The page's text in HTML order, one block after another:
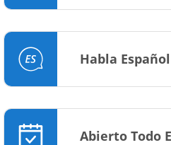
Habla Español
Abierto Todo